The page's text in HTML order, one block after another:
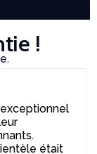
!
était